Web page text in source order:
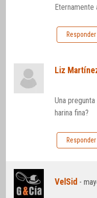
Eternamente
Responder
Liz
Una
harina fina?
Responder
VelSid -